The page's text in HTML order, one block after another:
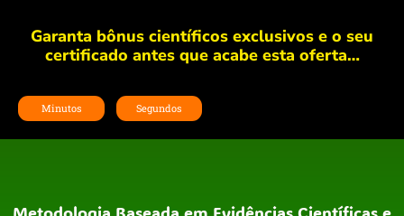
Garanta bônus científicos exclusivos e o seu
certificado antes que acabe esta oferta…
Minutos Segundos